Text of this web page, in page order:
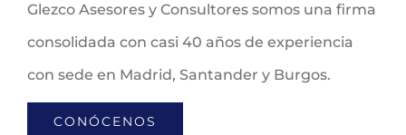
Glezco Asesores y Consultores somos una firma
consolidada con casi 40 años de experiencia
con sede en Madrid, Santander y Burgos.
CONÓCENOS